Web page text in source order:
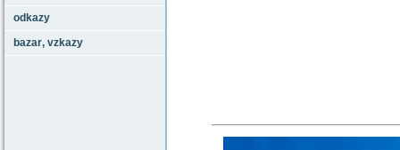
odkazy
bazar‚ vzkazy